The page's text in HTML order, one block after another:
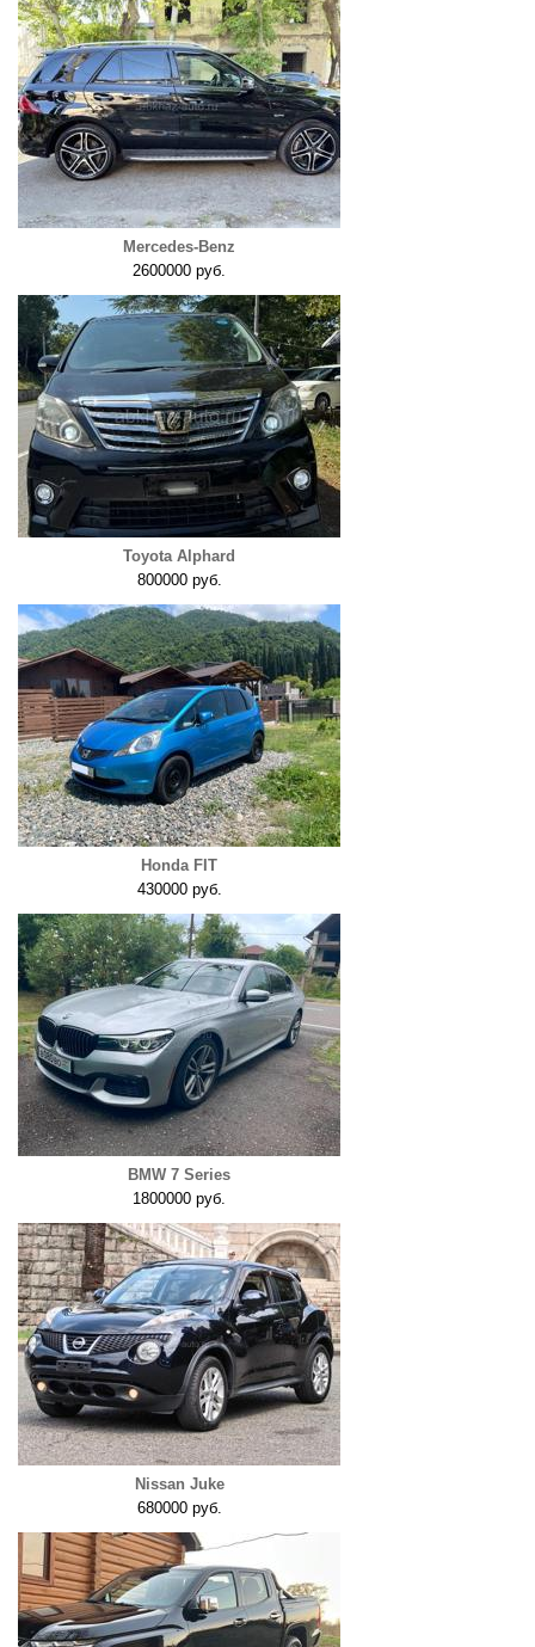
Mercedes-Benz
2600000 руб.
Toyota Alphard
800000 руб.
Honda FIT
430000 руб.
BMW 7 Series
1800000 руб.
Nissan Juke
680000 руб.